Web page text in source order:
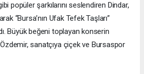
popüler şarkılarını seslendiren Dindar,
“Bursa’nın Ufak Tefek Taşları”
Büyük beğeni toplayan konserin
sanatçıya çiçek ve Bursaspor